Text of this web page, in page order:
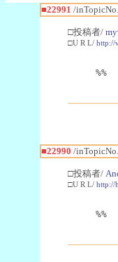
■22991 /
□投稿者/
□U R L/ http://
%%
■22990 /
□投稿者/
□U R L/ http://
%%